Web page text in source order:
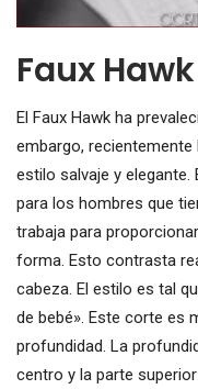
Faux
El Faux Hawk ha
embargo,
estilo salvaje y
para los hombres que
trabaja para
forma. Esto contrasta
cabeza. El estilo es tal
de bebé». Este corte es
profundidad. La
centro y la parte